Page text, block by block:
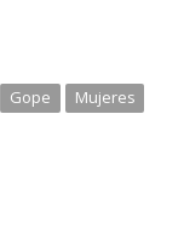
Gope
Mujeres